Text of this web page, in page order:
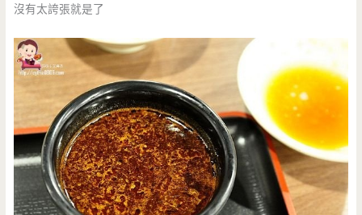
沒有太誇張就是了